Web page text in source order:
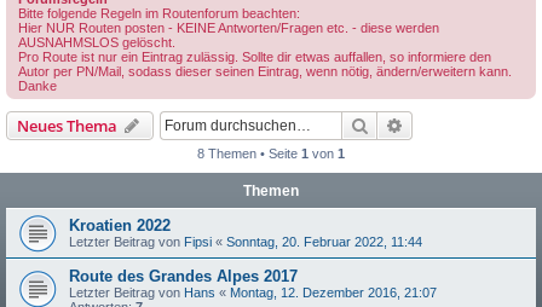
Bitte folgende Regeln im Routenforum beachten:
Hier NUR Routen posten - KEINE Antworten/Fragen etc. - diese werden
AUSNAHMSLOS gelöscht.
Pro Route ist nur ein Eintrag zulässig. Sollte dir etwas auffallen, so informiere den
Autor per PN/Mail, sodass dieser seinen Eintrag, wenn nötig, ändern/erweitern kann.
Danke
Neues Thema Suche
8 Themen • Seite 1 von 1
Themen
Kroatien 2022
Letzter Beitrag von Fipsi « Sonntag, 20. Februar 2022, 11:44
Route des Grandes Alpes 2017
Letzter Beitrag von Hans « Montag, 12. Dezember 2016, 21:07